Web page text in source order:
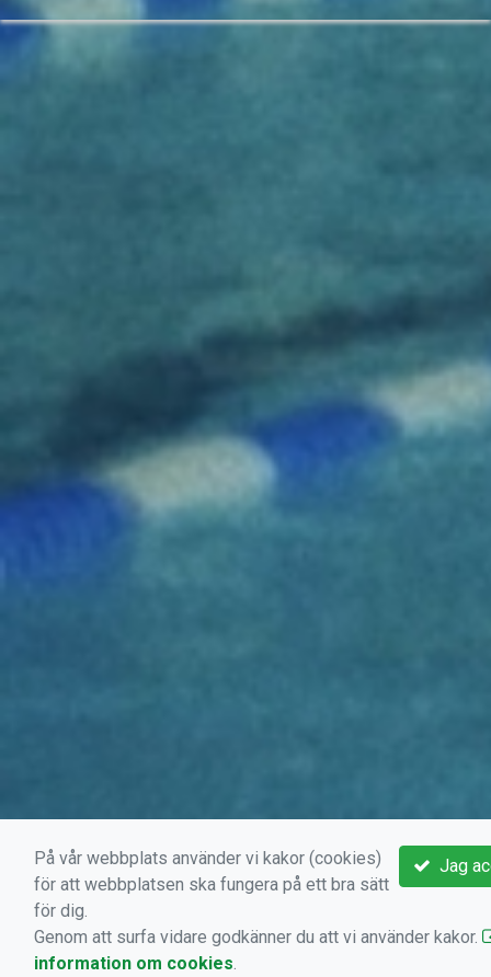
Jag
På vår webbplats använder vi kakor (cookies)
för att webbplatsen ska fungera på ett bra sätt
för dig.
Genom att surfa vidare godkänner du att vi använder kakor.
information om cookies.